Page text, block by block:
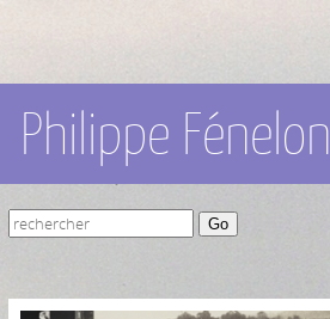
Philippe Fénelon
Go